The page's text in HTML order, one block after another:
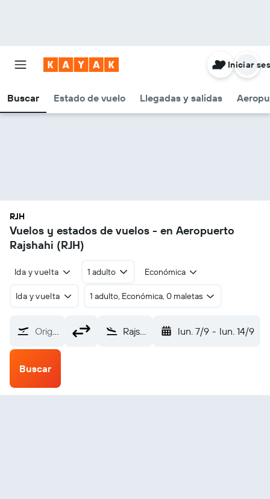
Buscar Estado de vuelo Llegadas y salidas
Iniciar
RJH
Vuelos y estados de vuelos - en Aeropuerto
Rajshahi (RJH)
Ida y vuelta 1 adulto Económica
Ida y vuelta 1 adulto, Económica, 0 maletas
Origen Rajshahi (RJH) lun. 7/9 - lun. 14/9
Buscar